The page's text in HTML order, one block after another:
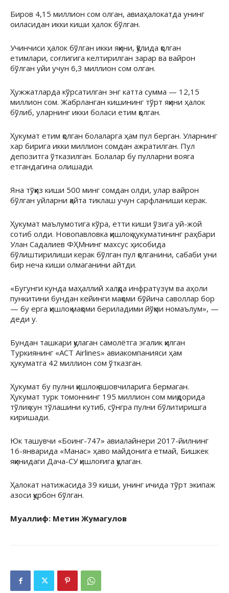
Биров 4,15 миллион сом олган, авиаҳалокатда унинг
оиласидан икки киши ҳалок бўлган.
Учинчиси ҳалок бўлган икки яқини, қўлида қолган
етимлари, соғлигига келтирилган зарар ва вайрон
бўлган уйи учун 6,3 миллион сом олган.
Ҳужжатларда кўрсатилган энг катта сумма — 12,15
миллион сом. Жабрланган кишининг тўрт яқини ҳалок
бўлиб, уларнинг икки боласи етим қолган.
Ҳукумат етим қолган болаларга ҳам пул берган. Уларнинг
хар бирига икки миллион сомдан ажратилган. Пул
депозитга ўтказилган. Болалар бу пулларни вояга
етгандагина олишади.
Яна тўққиз киши 500 минг сомдан олди, улар вайрон
бўлган уйларни қайта тиклаш учун сарфланиши керак.
Ҳукумат маълумотига кўра, етти киши ўзига уй-жой
сотиб олди. Новопавловка қишлоқ ҳукуматининг раҳбари
Улан Садалиев ФҲМнинг махсус ҳисобида
бўлиштирилиши керак бўлган пул қолганини, сабаби уни
бир неча киши олмаганини айтди.
«Бугунги кунда маҳаллий халқда инфратүзүм ва аҳоли
пункитини бундан кейинги мақоми бўйича саволлар бор
— бу ерга қишлоқ мақоми бериладими йўқми номаълум», —
деди у.
Бундан ташкари қулаган самолётга эгалик қилган
Туркиянинг «ACT Airlines» авиакомпанияси ҳам
ҳукуматга 42 миллион сом ўтказган.
Ҳукумат бу пулни қишлоқ яшовчиларига бермаган.
Ҳукумат турк томоннинг 195 миллион сом миқдорида
тўлиқ хун тўлашини кутиб, сўнгра пулни бўлитиришга
киришади.
Юк ташувчи «Боинг-747» авиалайнери 2017-йилнинг
16-январида «Манас» ҳаво майдонига етмай, Бишкек
яқинидаги Дача-СУ қишлоғига қулаган.
Ҳалокат натижасида 39 киши, унинг ичида тўрт экипаж
азоси қурбон бўлган.
Муаллиф: Метин Жумагулов